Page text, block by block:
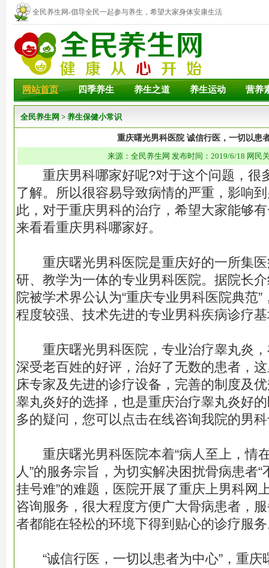
全民养生网-倡导全民一起参与养生，希望大家身体安康生活
幸福！
网站首页 四季养生 养生之道 养生运动 营养
全民养生网 > 养生保健小常识
重庆曙光男科医院 诚信行医，一切以患
来源：全民养生网 发布时间：2019/6/18 网民
重庆男科哪家好呢?对于这个问题，很
了解。所以很容易导致病情的严重，影响
此，对于重庆男科的治疗，希望大家能够
来看看重庆男科哪家好。
重庆曙光男科医院是重庆好的一所集医
研、教学为一体的专业男科医院。据院长
院被学术界公认为“重庆专业男科医院典范
程度较强、技术先进的专业男科疾病诊疗
重庆曙光男科医院，专业治疗睾丸炎，
深受老百姓的好评，治好了无数的患者，
床专家及先进的诊疗设备，完善的制度及
睾丸炎好的选择，也是重庆治疗睾丸炎好
多的疑问，您可以点击在线咨询我院的男
重庆曙光男科医院本着“病人至上，情
人”的服务宗旨，为切实解决困扰骨病患者
挂号难”的难题，医院开展了重庆上男科网
咨询服务，很大程度方便广大骨病患者，
者都能在轻松的环境下得到贴心的诊疗服
“诚信行医，一切以患者为中心”，重庆